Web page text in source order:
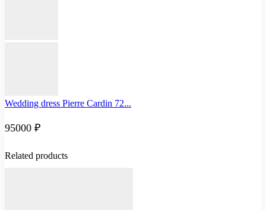
Wedding dress Pierre Cardin 72...
95000 ₽
Related products